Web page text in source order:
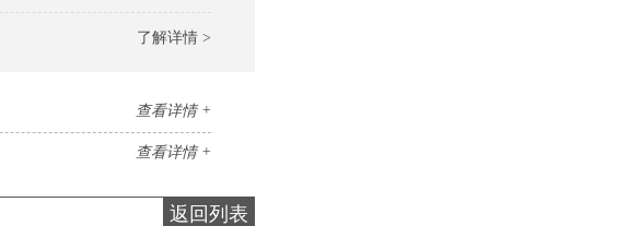
了解详情 >
查看详情 +
查看详情 +
返回列表